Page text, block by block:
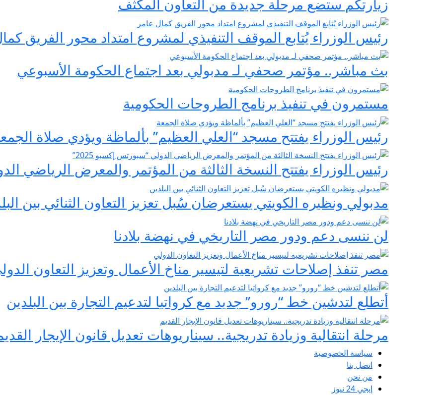
زيارتكم ستضع مرحلة جديدة من التعاون المكثف
رئيس الوزراء يُتابع الموقف التنفيذي لمشروع امتداد محور الفريق
بث مباشر.. مؤتمر صحفي لـ مدبولي بعد اجتماع الحكومة الأسبوعي
مستمرون في تنفيذ برنامج الطروحات الحكومية
رئيس الوزراء يفتتح مسجد “العلي العظيم” بألماظة ويؤدي صلاة
رئيس الوزراء يفتتح النسخة الثالثة من المؤتمر والمعرض الرياضي
مدبولي ونظيره الكويتي يستعرضان سُبل تعزيز التعاون الثنائي بين
لن ننسى دعم ودور مصر التاريخي في نهضة بلادنا
مصر تنفذ إصلاحات تشريعية لتيسير مناخ الأعمال وتعزيز التعاون
أتطلع لتدشين خط “رورو” جديد مع كرواتيا لتدعيم التجارة بين البلدين
مرحلة انتقالية وزيادة تدريجية.. سيناريوهات تعديل قانون الإيجار
سياسة الخصوصية
اتصل بنا
من نحن
إيجي 24 نيوز